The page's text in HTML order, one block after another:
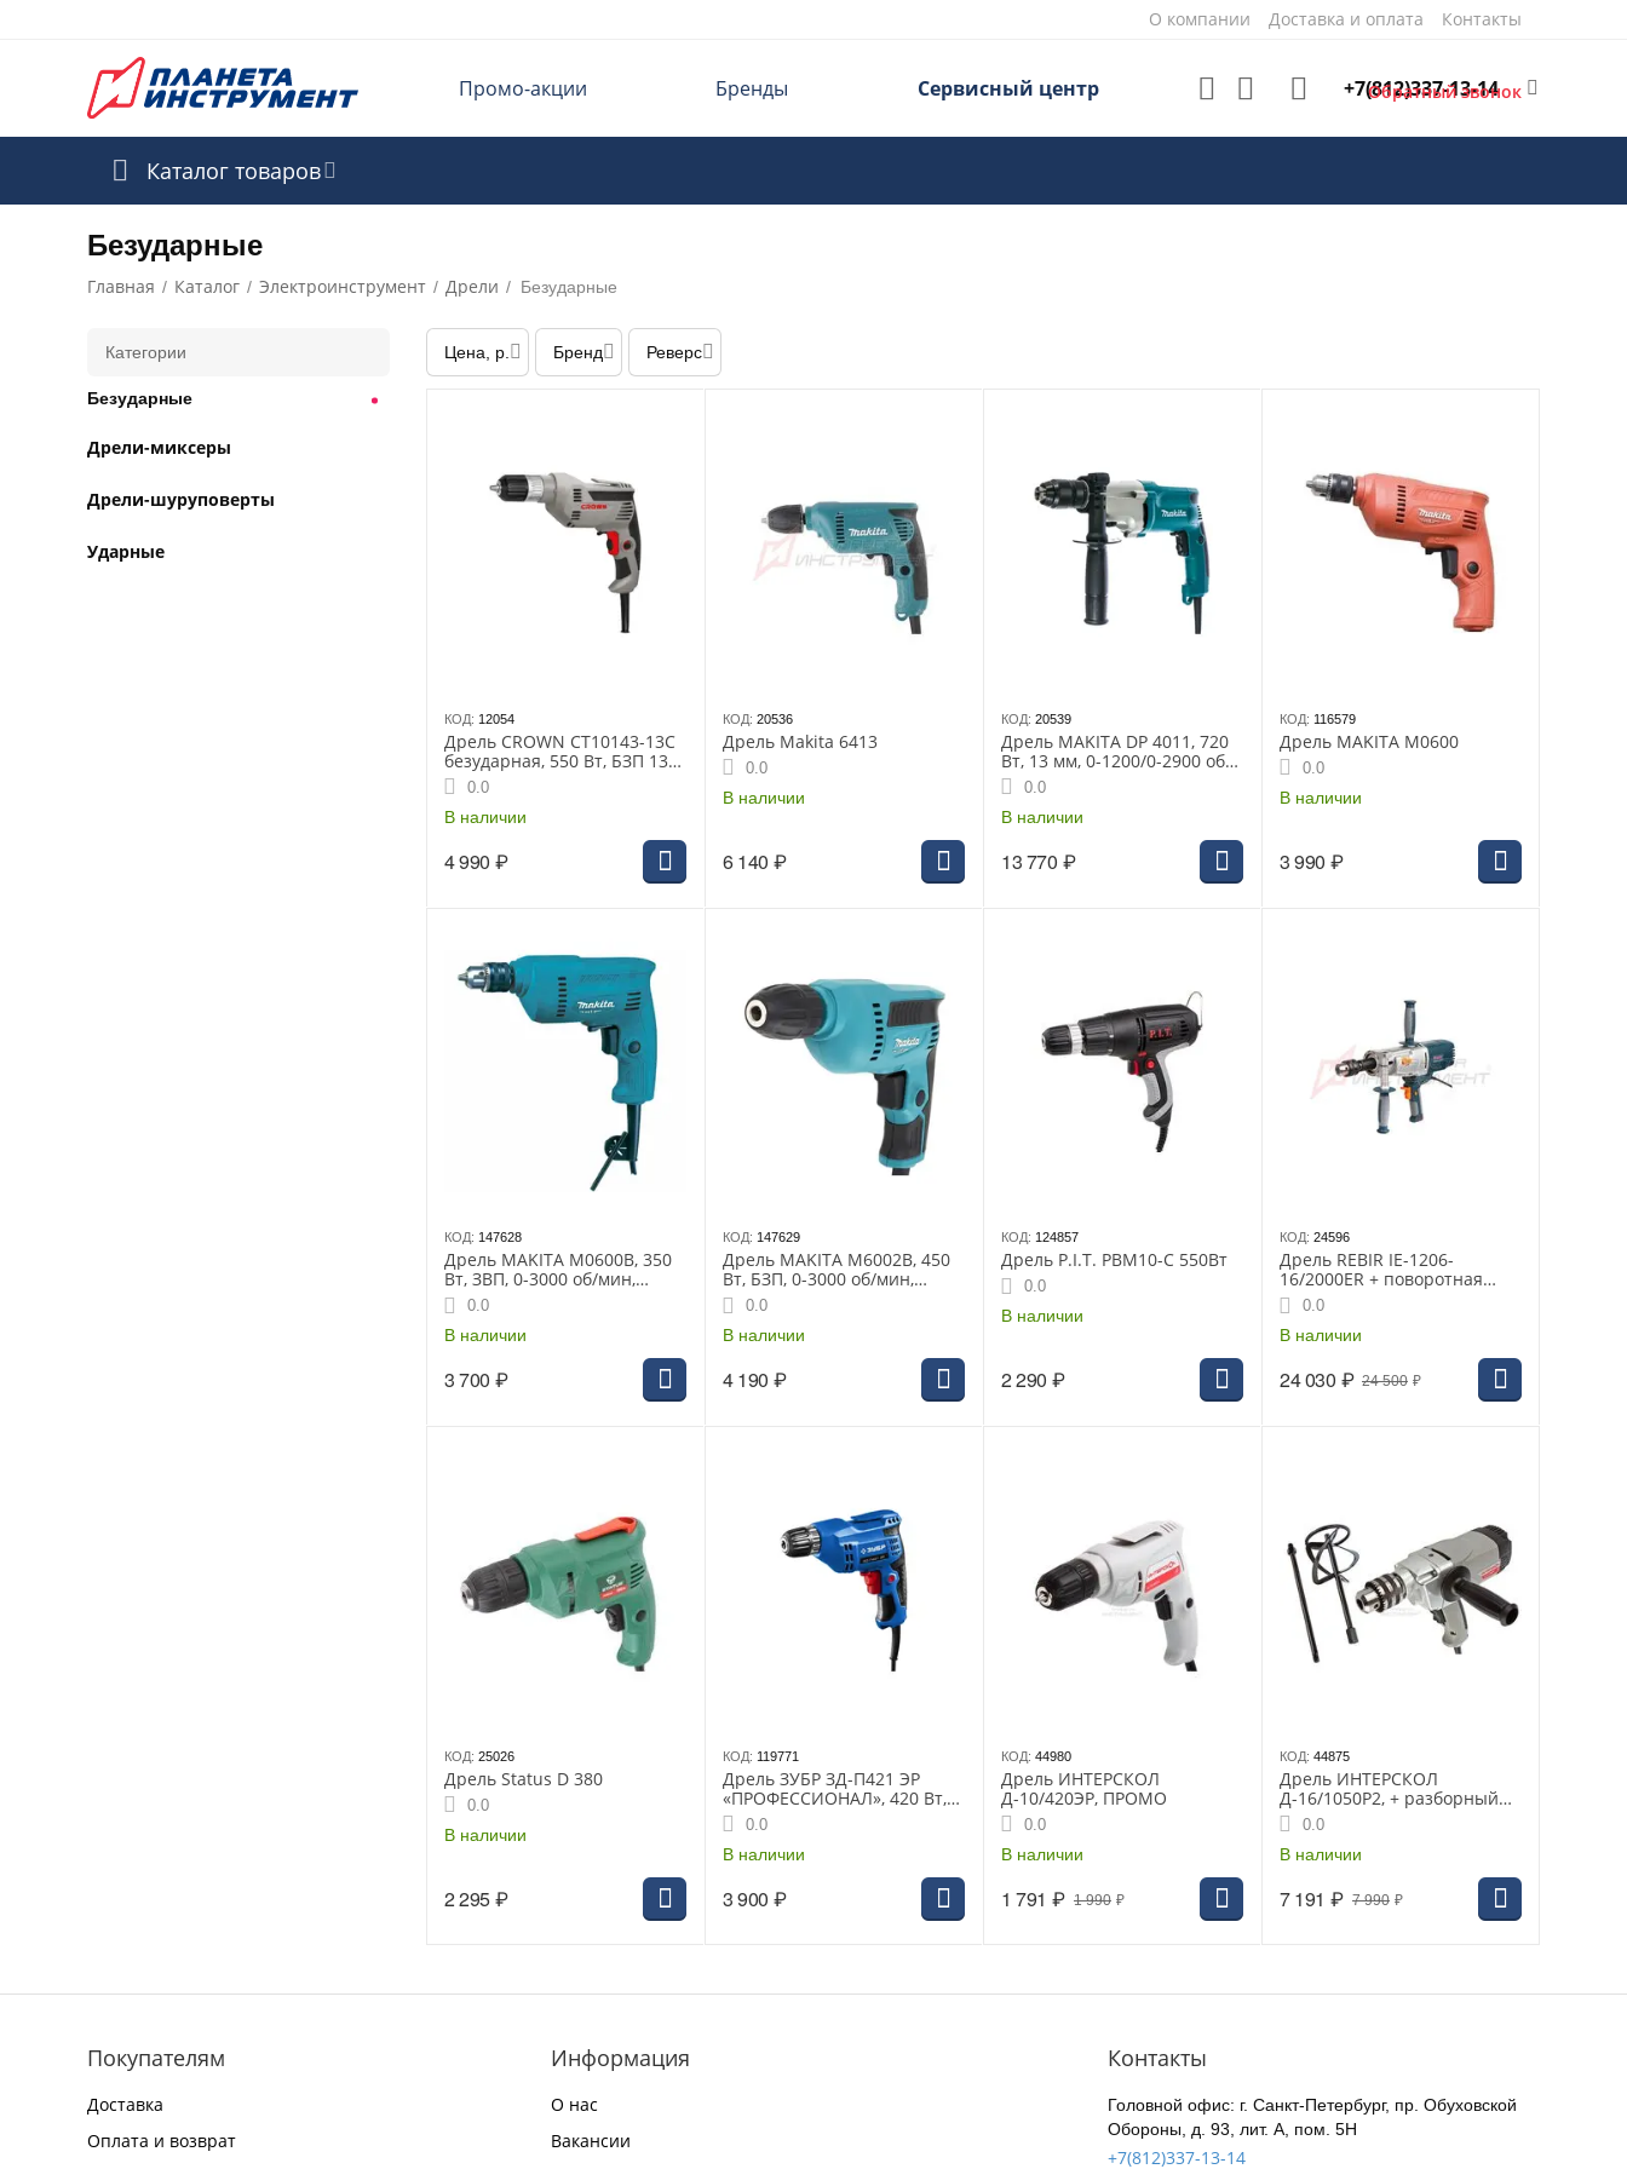
О компании Доставка и оплата Контакты
Промо-акции Бренды Сервисный центр +7(812)337-13-14
Обратный звонок
Каталог товаров
Безударные
Главная / Каталог / Электроинструмент / Дрели / Безударные
Цена, р. Бренд Реверс
КОД: 12054
Дрель CROWN CT10143-13C
безударная, 550 Вт, БЗП 13
мм, 0-2800 об/мин, 1.42 кг
0.0
В наличии
4 990 ₽
КОД: 20536
Дрель Makita 6413
0.0
В наличии
6 140 ₽
КОД: 20539
Дрель MAKITA DP 4011, 720
Вт, 13 мм, 0-1200/0-2900 об/
мин, БЗП, 2.2 кг
0.0
В наличии
13 770 ₽
КОД: 116579
Дрель MAKITA M0600
0.0
В наличии
3 990 ₽
КОД: 147628
Дрель MAKITA M0600B, 350
Вт, ЗВП, 0-3000 об/мин,
1скорость, 10 мм
0.0
В наличии
3 700 ₽
КОД: 147629
Дрель MAKITA M6002B, 450
Вт, БЗП, 0-3000 об/мин,
1скорость, 10 мм
0.0
В наличии
4 190 ₽
КОД: 124857
Дрель P.I.T. PBM10-C 550Вт
0.0
В наличии
2 290 ₽
КОД: 24596
Дрель REBIR IE-1206-
16/2000ER + поворотная
ручка
0.0
В наличии
24 500 ₽
24 030 ₽
КОД: 25026
Дрель Status D 380
0.0
В наличии
2 295₽
КОД: 119771
Дрель ЗУБР ЗД-П421 ЭР
«ПРОФЕССИОНАЛ», 420 Вт,
БЗП 10 мм, 0-3300 об/мин,
1.3 кг
0.0
В наличии
3 900 ₽
КОД: 44980
Дрель ИНТЕРСКОЛ
Д-10/420ЭР, ПРОМО
0.0
В наличии
1 990 ₽
1 791 ₽
КОД: 44875
Дрель ИНТЕРСКОЛ
Д-16/1050Р2, + разборный
шнек, реверс
0.0
В наличии
7 990 ₽
7 191 ₽
Категории
Безударные
Дрели-миксеры
Дрели-шуруповерты
Ударные
Покупателям
Доставка
Оплата и возврат
Информация
О нас
Вакансии
Контакты
Головной офис: г. Санкт-Петербург, пр. Обуховской
Обороны, д. 93, лит. А, пом. 5Н
+7(812)337-13-14